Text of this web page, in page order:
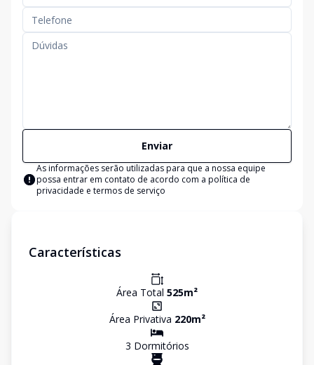
Enviar
As informações serão utilizadas para que a nossa equipe
possa entrar em contato de acordo com a política de
privacidade e termos de serviço
Características
Área Total 525m²
Área Privativa 220m²
3 Dormitórios